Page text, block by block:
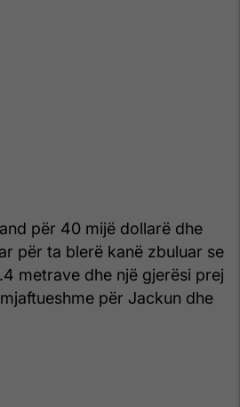
për 40 mijë dollarë dhe
për ta blerë kanë zbuluar se
metrave dhe një gjerësi prej
për Jackun dhe